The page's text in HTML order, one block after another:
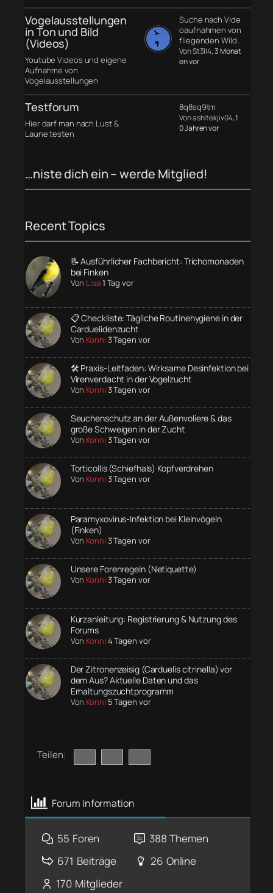
Vogelausstellungen
in Ton und Bild
(Videos)
Youtube Videos und eigene
Aufnahme von
Vogelausstellungen
Suche nach Vide
oaufnahmen von
fliegenden Wild…
Von St3ll4, 3 Monat
en vor
Testforum
Hier darf man nach Lust &
Laune testen
8q8sq9tm
Von ashitekjiv04, 1
0 Jahren vor
…niste dich ein – werde Mitglied!
Recent Topics
📝 Ausführlicher Fachbericht: Trichomonaden
bei Finken
Von Lisa1 Tag vor
📋 Checkliste: Tägliche Routinehygiene in der
Carduelidenzucht
Von Konni 3 Tagen vor
🛠️ Praxis-Leitfaden: Wirksame Desinfektion bei
Virenverdacht in der Vogelzucht
Von Konni 3 Tagen vor
Seuchenschutz an der Außenvoliere & das
große Schweigen in der Zucht
Von Konni 3 Tagen vor
Torticollis (Schiefhals) Kopfverdrehen
Von Konni 3 Tagen vor
Paramyxovirus-Infektion bei Kleinvögeln
(Finken)
Von Konni 3 Tagen vor
Unsere Forenregeln (Netiquette)
Von Konni 3 Tagen vor
Kurzanleitung: Registrierung & Nutzung des
Forums
Von Konni 4 Tagen vor
Der Zitronenzeisig (Carduelis citrinella) vor
dem Aus? Aktuelle Daten und das
Erhaltungszuchtprogramm
Von Konni 5 Tagen vor
Teilen:
Forum Information
55 Foren 388 Themen
671 Beiträge 26 Online
170 Mitglieder